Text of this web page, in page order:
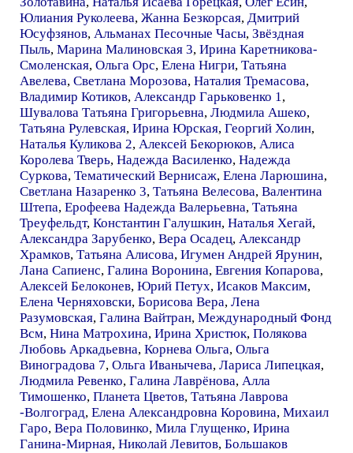
Юлиания Руколеева, Жанна Безкорсая, Дмитрий
Юсуфзянов, Альманах Песочные Часы, Звёздная
Пыль, Марина Малиновская 3, Ирина Каретникова-
Смоленская, Ольга Орс, Елена Нигри, Татьяна
Авелева, Светлана Морозова, Наталия Тремасова,
Владимир Котиков, Александр Гарьковенко 1,
Шувалова Татьяна Григорьевна, Людмила Ашеко,
Татьяна Рулевская, Ирина Юрская, Георгий Холин,
Наталья Куликова 2, Алексей Бекорюков, Алиса
Королева Тверь, Надежда Василенко, Надежда
Суркова, Тематический Вернисаж, Елена Ларюшина,
Светлана Назаренко 3, Татьяна Велесова, Валентина
Штепа, Ерофеева Надежда Валерьевна, Татьяна
Треуфельдт, Константин Галушкин, Наталья Хегай,
Александра Зарубенко, Вера Осадец, Александр
Храмков, Татьяна Алисова, Игумен Андрей Ярунин,
Лана Сапиенс, Галина Воронина, Евгения Копарова,
Алексей Белоконев, Юрий Петух, Исаков Максим,
Елена Черняховски, Борисова Вера, Лена
Разумовская, Галина Вайтран, Международный Фонд
Всм, Нина Матрохина, Ирина Христюк, Полякова
Любовь Аркадьевна, Корнева Ольга, Ольга
Виноградова 7, Ольга Иванычева, Лариса Липецкая,
Людмила Ревенко, Галина Лаврёнова, Алла
Тимошенко, Планета Цветов, Татьяна Лаврова
-Волгоград, Елена Александровна Коровина, Михаил
Гаро, Вера Половинко, Мила Глущенко, Ирина
Ганина-Мирная, Николай Левитов, Большаков